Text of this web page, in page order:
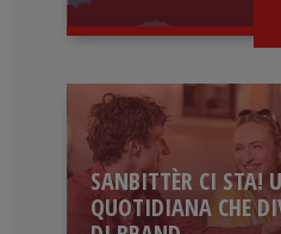
SANBITTÈR CI STA!
QUOTIDIANA CHE